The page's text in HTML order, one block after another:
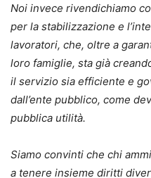
Noi invece rivendichiamo
per la stabilizzazione e
lavoratori, che, oltre a
loro famiglie, sta già
il servizio sia efficiente e
dall’ente pubblico, come
pubblica utilità.
Siamo convinti che chi
a tenere insieme diritti